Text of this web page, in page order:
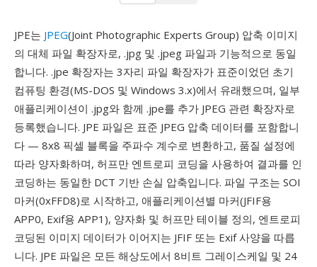
JPE는 JPEG(Joint Photographic Experts Group) 압축 이미지
의 대체 파일 확장자로, .jpg 및 .jpeg 파일과 기능적으로 동일
합니다. .jpe 확장자는 3자리 파일 확장자가 표준이었던 초기
컴퓨팅 환경(MS-DOS 및 Windows 3.x)에서 유래했으며, 일부
애플리케이션이 .jpg와 함께 .jpe를 추가 JPEG 관련 확장자로
등록했습니다. JPE 파일은 표준 JPEG 압축 데이터를 포함합니
다 — 8x8 픽셀 블록을 주파수 계수로 변환하고, 품질 설정에
따라 양자화하며, 허프만 엔트로피 코딩을 사용하여 결과를 인
코딩하는 동일한 DCT 기반 손실 압축입니다. 파일 구조는 SOI
마커(0xFFD8)로 시작하고, 애플리케이션별 마커(JFIF용
APP0, Exif용 APP1), 양자화 및 허프만 테이블 정의, 엔트로피
코딩된 이미지 데이터가 이어지는 JFIF 또는 Exif 사양을 따릅
니다. JPE 파일은 모든 해상도에서 8비트 그레이스케일 및 24